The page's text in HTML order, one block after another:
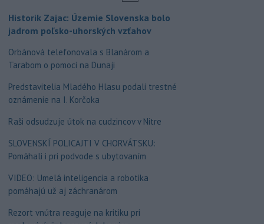
Historik Zajac: Územie Slovenska bolo
jadrom poľsko-uhorských vzťahov
Orbánová telefonovala s Blanárom a
Tarabom o pomoci na Dunaji
Predstavitelia Mladého Hlasu podali trestné
oznámenie na I. Korčoka
Raši odsudzuje útok na cudzincov v Nitre
SLOVENSKÍ POLICAJTI V CHORVÁTSKU:
Pomáhali i pri podvode s ubytovaním
VIDEO: Umelá inteligencia a robotika
pomáhajú už aj záchranárom
Rezort vnútra reaguje na kritiku pri